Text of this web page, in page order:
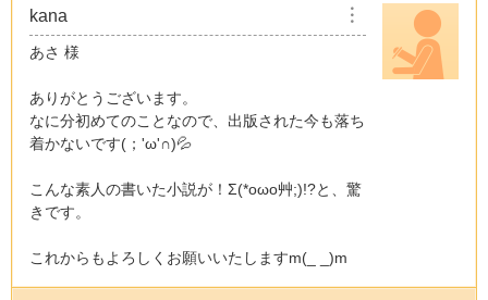
kana ︙
あさ 様
ありがとうございます。
なに分初めてのことなので、出版された今も落ち
着かないです(；'ω'∩)💦
こんな素人の書いた小説が！Σ(*oωo艸;)!?と、驚
きです。
これからもよろしくお願いいたしますm(_ _)m